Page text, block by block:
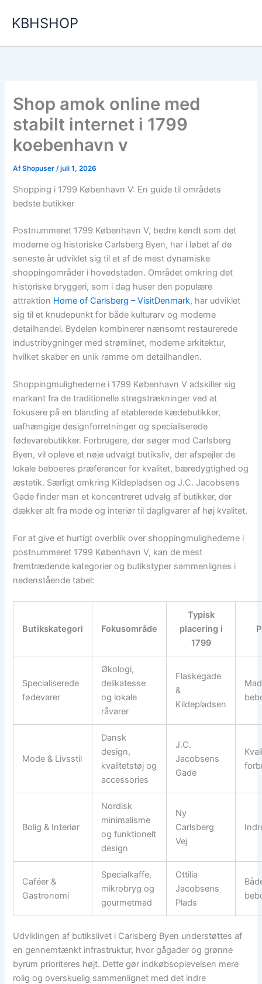
KBHSHOP
Shop amok online med
stabilt internet i 1799
koebenhavn v
AfShopuser/juli 1, 2026
Shopping i 1799 København V: En guide til områdets
bedste butikker
Postnummeret 1799 København V, bedre kendt som det
moderne og historiske Carlsberg Byen, har i løbet af de
seneste år udviklet sig til et af de mest dynamiske
shoppingområder i hovedstaden. Området omkring det
historiske bryggeri, som i dag huser den populære
attraktion Home of Carlsberg – VisitDenmark, har udviklet
sig til et knudepunkt for både kulturarv og moderne
detailhandel. Bydelen kombinerer nænsomt restaurerede
industribygninger med strømlinet, moderne arkitektur,
hvilket skaber en unik ramme om detailhandlen.
Shoppingmulighederne i 1799 København V adskiller sig
markant fra de traditionelle strøgstrækninger ved at
fokusere på en blanding af etablerede kædebutikker,
uafhængige designforretninger og specialiserede
fødevarebutikker. Forbrugere, der søger mod Carlsberg
Byen, vil opleve et nøje udvalgt butiksliv, der afspejler de
lokale beboeres præferencer for kvalitet, bæredygtighed og
æstetik. Særligt omkring Kildepladsen og J.C. Jacobsens
Gade finder man et koncentreret udvalg af butikker, der
dækker alt fra mode og interiør til dagligvarer af høj kvalitet.
For at give et hurtigt overblik over shoppingmulighederne i
postnummeret 1799 København V, kan de mest
fremtrædende kategorier og butikstyper sammenlignes i
nedenstående tabel:
Butikskategori Fokusområde
Typisk
placering i
1799
Specialiserede
fødevarer
Økologi,
delikatesse
og lokale
råvarer
Flaskegade
&
Kildepladsen
Mode & Livsstil
Dansk
design,
kvalitetstøj og
accessories
J.C.
Jacobsens
Gade
Bolig & Interiør
Nordisk
minimalisme
og funktionelt
design
Ny
Carlsberg
Vej
Caféer &
Gastronomi
Specialkaffe,
mikrobryg og
gourmetmad
Ottilia
Jacobsens
Plads
Udviklingen af butikslivet i Carlsberg Byen understøttes af
en gennemtænkt infrastruktur, hvor gågader og grønne
byrum prioriteres højt. Dette gør indkøbsoplevelsen mere
rolig og overskuelig sammenlignet med det indre